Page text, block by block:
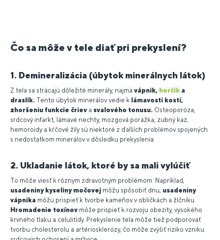
Čo sa môže v tele diať pri prekyslení?
1. Demineralizácia (úbytok minerálnych látok)
Z tela sa strácajú dôležité minerály, najmä vápnik, horčík a
draslík. Tento úbytok minerálov vedie k lámavosti kostí,
zhoršeniu funkcie čriev a svalového tonusu. Osteoporóza,
srdcový infarkt, lámavé nechty, mozgová porážka, zubný kaz,
hemoroidy a kŕčové žily sú niektoré z ďalších problémov spojených
s nedostatkom minerálov v dôsledku prekyslenia.
2. Ukladanie látok, ktoré by sa mali vylúčiť
To môže viesť k rôznym zdravotným problémom. Napríklad,
usadeniny kyseliny močovej môžu spôsobiť dnu, usadeniny
vápnika môžu prispieť k tvorbe kameňov v obličkách a žlčníku.
Hromadenie toxínov môže prispieť k rozvoju obezity, vysokého
krvného tlaku a celulitídy. Prekyslenie tela môže tiež podporovať
tvorbu cholesterolu a artériosklerózy, čo môže zvýšiť riziko vzniku